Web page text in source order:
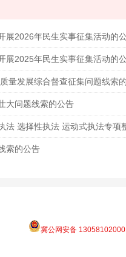
展2026年民生实事征集活动的
展2025年民生实事征集活动的
量发展综合督查征集问题线索
大问题线索的公告
法 选择性执法 运动式执法专
索的公告
冀公网安备